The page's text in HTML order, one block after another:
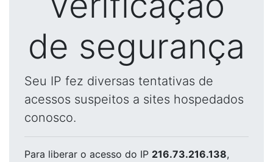
de segurança
Seu IP fez diversas tentativas de
acessos suspeitos a sites hospedados
conosco.
Para liberar o acesso do IP 216.73.216.138,